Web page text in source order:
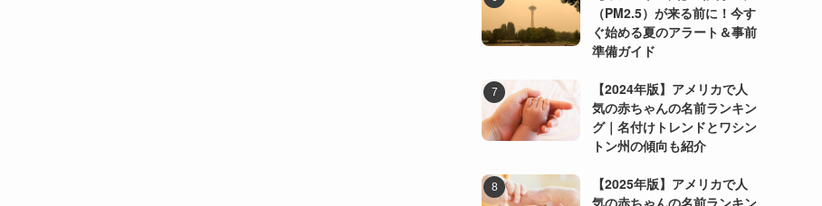
（PM2.5）が来る前に！今す
ぐ始める夏のアラート＆事前
準備ガイド
【2024年版】アメリカで人
気の赤ちゃんの名前ランキン
グ｜名付けトレンドとワシン
トン州の傾向も紹介
【2025年版】アメリカで人
気の赤ちゃんの名前ランキン